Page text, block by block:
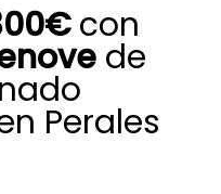
con
de
Perales